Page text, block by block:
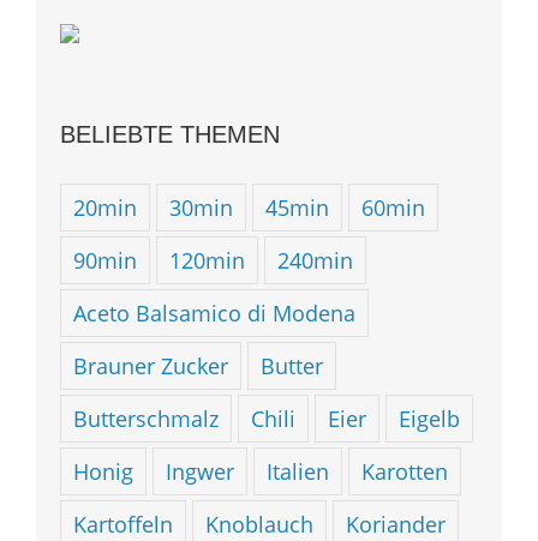
BELIEBTE THEMEN
20min 30min 45min
60min
90min
120min
240min
Aceto Balsamico di Modena
Brauner Zucker
Butter
Butterschmalz
Chili Eier
Eigelb
Honig
Ingwer Italien
Karotten
Kartoffeln
Knoblauch
Koriander